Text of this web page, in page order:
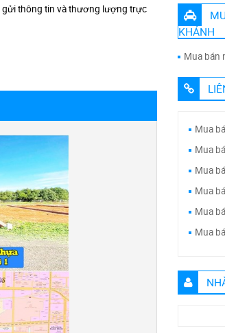
gửi thông tin và thương lượng trực
KHÁNH
Mua bán
Mua
Mua
Mua
Mua
Mua
Mua